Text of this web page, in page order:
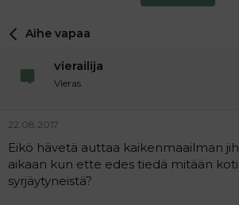
e
t
n
a
o
i
m
i
i
e
s
t
Aihe vapaa
vierailija
Vieras
22.08.2017
Eikö hävetä auttaa kaikenmaailman
aikaan kun ette edes tiedä mitään
syrjäytyneistä?